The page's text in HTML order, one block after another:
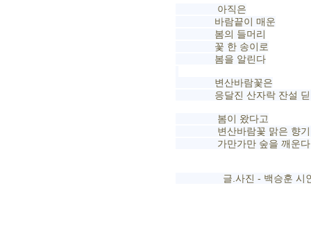
아직은
바람끝이 매운
봄의 들머리​
꽃 한 송이로
봄을 알린다
변산바람꽃은
응달진 산자락 잔설 딛
봄이 왔다고
변산바람꽃 맑은 향기
가만가만 숲을 깨운다
글.사진 - 백승훈 시